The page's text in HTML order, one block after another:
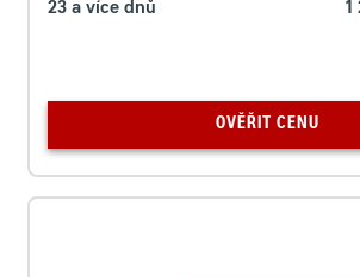
23 a více dnů 1
OVĚŘIT CENU